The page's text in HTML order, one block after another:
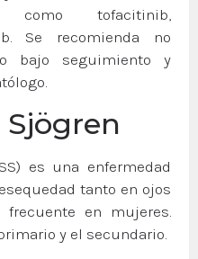
como tofacitinib,
Se recomienda no
bajo seguimiento y
es una enfermedad
tanto en ojos
en mujeres.
y el secundario.